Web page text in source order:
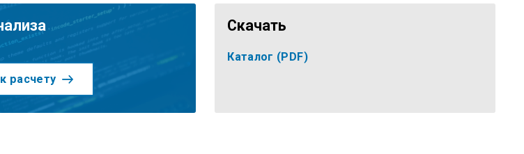
расчету
Скачать
Каталог (PDF)